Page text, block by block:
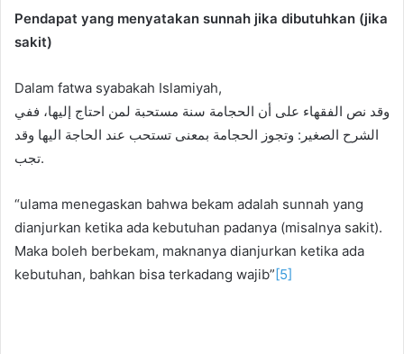
Pendapat yang menyatakan sunnah jika dibutuhkan (jika
sakit)
Dalam fatwa syabakah Islamiyah,
وقد نص الفقهاء على أن الحجامة سنة مستحبة لمن احتاج إليها، ففي
الشرح الصغير: وتجوز الحجامة بمعنى تستحب عند الحاجة اليها وقد
تجب.
“ulama menegaskan bahwa bekam adalah sunnah yang
dianjurkan ketika ada kebutuhan padanya (misalnya sakit).
Maka boleh berbekam, maknanya dianjurkan ketika ada
kebutuhan, bahkan bisa terkadang wajib” [5]